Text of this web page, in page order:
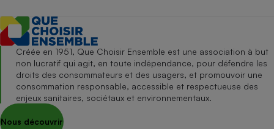
Créée en 1951, Que Choisir Ensemble est une association à but
non lucratif qui agit, en toute indépendance, pour défendre les
droits des consommateurs et des usagers, et promouvoir une
consommation responsable, accessible et respectueuse des
enjeux sanitaires, sociétaux et environnementaux.
Nous découvrir